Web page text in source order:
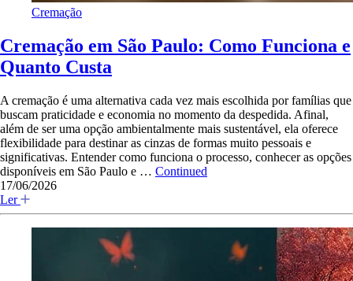
Cremação
Cremação em São Paulo: Como Funciona e
Quanto Custa
A cremação é uma alternativa cada vez mais escolhida por famílias que
buscam praticidade e economia no momento da despedida. Afinal,
além de ser uma opção ambientalmente mais sustentável, ela oferece
flexibilidade para destinar as cinzas de formas muito pessoais e
significativas. Entender como funciona o processo, conhecer as opções
disponíveis em São Paulo e … Continued
17/06/2026
Ler